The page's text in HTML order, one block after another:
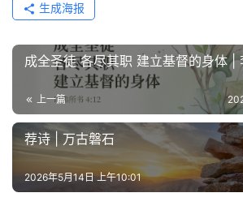
热
回
关
于
们
生成海报
成全圣徒 各尽其职 建立基督的身体 |
上一篇
荐诗 | 万古磐石
2026年5月14日 上午10:01